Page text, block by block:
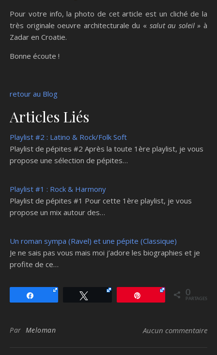
Pour votre info, la photo de cet article est un cliché de la
très originale oeuvre architecturale du « salut au soleil » à
Zadar en Croatie.
Bonne écoute !
retour au Blog
Articles Liés
Playlist #2 : Latino & Rock/Folk Soft
Playlist de pépites #2 Après la toute 1ère playlist, je vous
propose une sélection de pépites…
Playlist #1 : Rock & Harmony
Playlist de pépites #1 Pour cette 1ère playlist, je vous
propose un mix autour des…
Un roman sympa (Ravel) et une pépite (Classique)
Je ne sais pas vous mais moi j’adore les biographies et je
profite de ce…
0
PARTAGES
Par Meloman Aucun commentaire